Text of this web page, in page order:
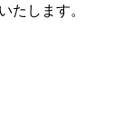
たします。